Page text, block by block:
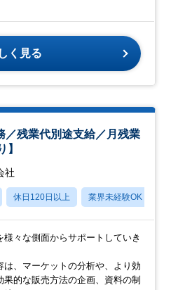
く見る
／残業代別途支給／月残業
】
社
休日120日以上 業界未経験OK
様々な側面からサポートしていき
は、マーケットの分析や、より効
果的な販売方法の企画、資料の制